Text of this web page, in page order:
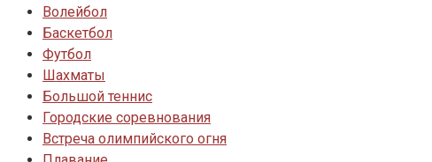
Волейбол
Баскетбол
Футбол
Шахматы
Большой теннис
Городские соревнования
Встреча олимпийского огня